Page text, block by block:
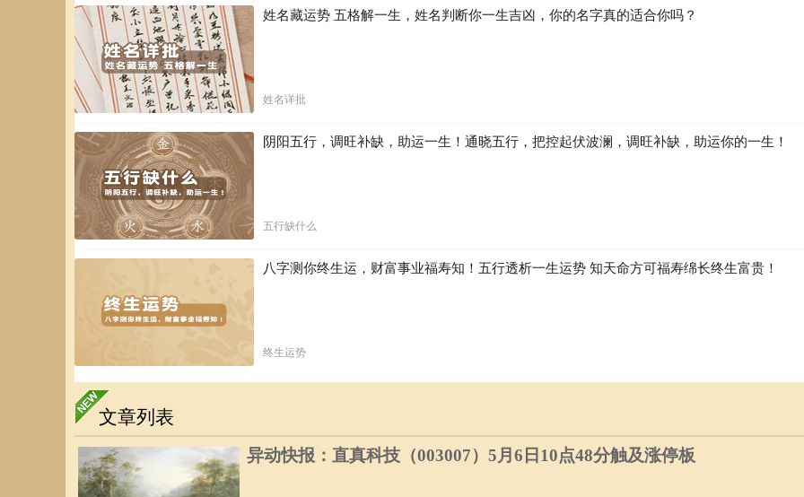
姓名藏运势 五格解一生，姓名判断你一生吉凶，你的名字真的适合你吗？
姓名详批
阴阳五行，调旺补缺，助运一生！通晓五行，把控起伏波澜，调旺补缺，助运你的一生！
五行缺什么
八字测你终生运，财富事业福寿知！五行透析一生运势 知天命方可福寿绵长终生富贵！
终生运势
文章列表
异动快报：直真科技（003007）5月6日10点48分触及涨停板